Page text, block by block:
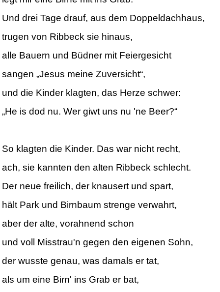
Und drei Tage drauf, aus dem Doppeldachhaus,
trugen von Ribbeck sie hinaus,
alle Bauern und Büdner mit Feiergesicht
sangen „Jesus meine Zuversicht“,
und die Kinder klagten, das Herze schwer:
„He is dod nu. Wer giwt uns nu 'ne Beer?“
So klagten die Kinder. Das war nicht recht,
ach, sie kannten den alten Ribbeck schlecht.
Der neue freilich, der knausert und spart,
hält Park und Birnbaum strenge verwahrt,
aber der alte, vorahnend schon
und voll Misstrau'n gegen den eigenen Sohn,
der wusste genau, was damals er tat,
als um eine Birn' ins Grab er bat,